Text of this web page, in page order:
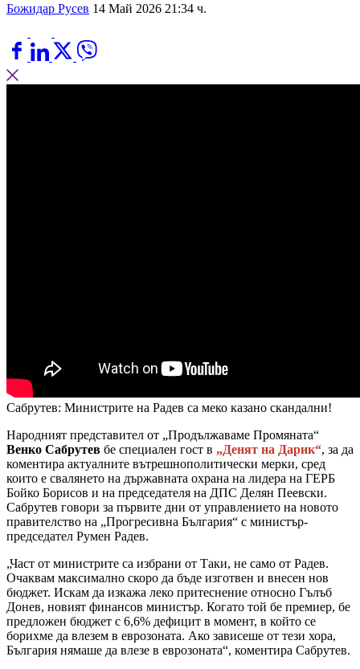
Божидар Русев 14 Май 2026 21:34 ч.
Сабрутев: Министрите на Радев са меко казано скандални!
Народният представител от „Продължаваме Промяната“
Венко Сабрутев бе специален гост в „Денят на Дарик“, за да
коментира актуалните вътрешнополитически мерки, сред
които е свалянето на държавната охрана на лидера на ГЕРБ
Бойко Борисов и на председателя на ДПС Делян Пеевски.
Сабрутев говори за първите дни от управлението на новото
правителство на „Прогресивна България“ с министър-
председател Румен Радев.
„Част от министрите са избрани от Таки, не само от Радев.
Очаквам максимално скоро да бъде изготвен и внесен нов
бюджет. Искам да изкажа леко притеснение относно Гълъб
Донев, новият финансов министър. Когато той бе премиер, бе
предложен бюджет с 6,6% дефицит в момент, в който се
борихме да влезем в еврозоната. Ако зависеше от тези хора,
България нямаше да влезе в еврозоната“, коментира Сабрутев.